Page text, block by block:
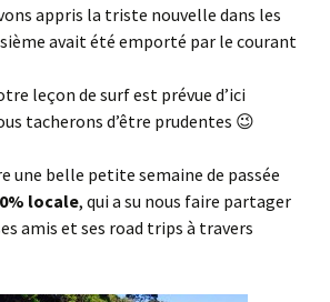
appris la triste nouvelle dans les
avait été emporté par le courant
leçon de surf est prévue d’ici
tacherons d’être prudentes 😉
une belle petite semaine de passée
locale, qui a su nous faire partager
amis et ses road trips à travers